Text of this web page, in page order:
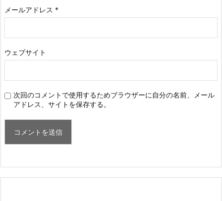
メールアドレス *
ウェブサイト
次回のコメントで使用するためブラウザーに自分の名前、メール
アドレス、サイトを保存する。